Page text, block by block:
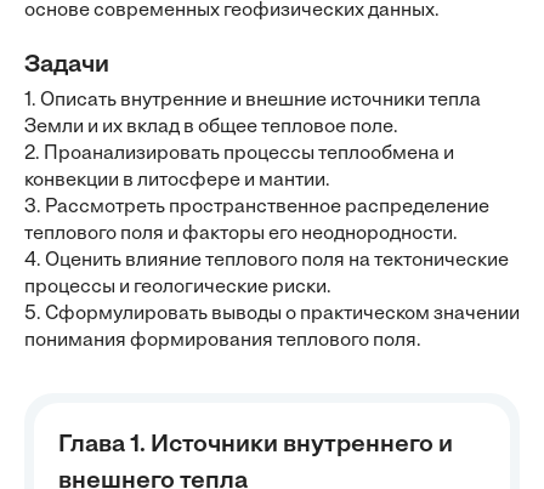
основе современных геофизических данных.
Задачи
1. Описать внутренние и внешние источники тепла
Земли и их вклад в общее тепловое поле.
2. Проанализировать процессы теплообмена и
конвекции в литосфере и мантии.
3. Рассмотреть пространственное распределение
теплового поля и факторы его неоднородности.
4. Оценить влияние теплового поля на тектонические
процессы и геологические риски.
5. Сформулировать выводы о практическом значении
понимания формирования теплового поля.
Глава 1. Источники внутреннего и
внешнего тепла